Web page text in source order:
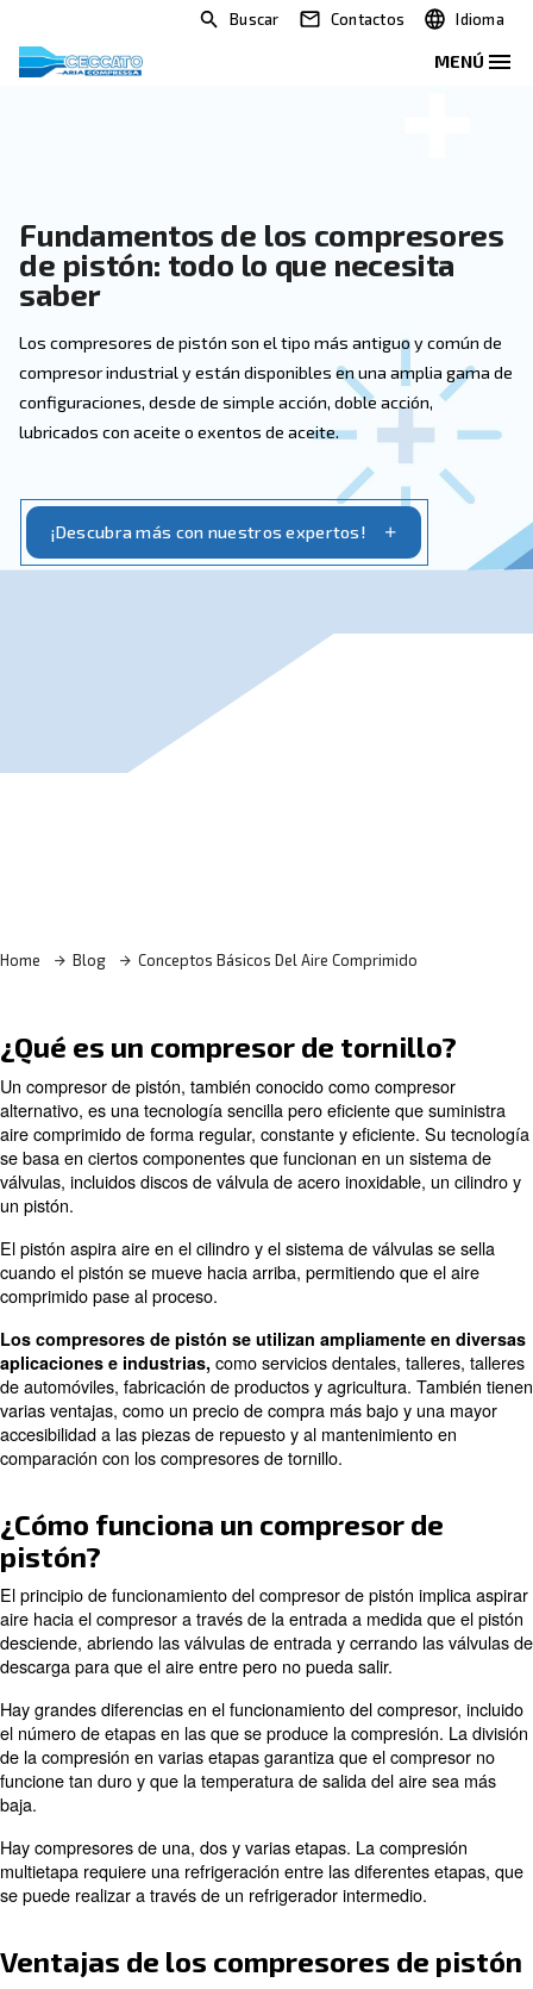
Buscar Contactos
Fundamentos de los
de pistón: todo lo que
saber
Los compresores de pistón son el tipo más antiguo
compresor industrial y están disponibles en una
configuraciones, desde de simple acción, doble
lubricados con aceite o exentos de aceite.
¡Descubra más con nuestros expertos!
Home Conceptos Básicos Del Aire Comprimido
¿Qué es un compresor de
Un compresor de pistón, también conocido como
alternativo, es una tecnología sencilla pero eficiente
aire comprimido de forma regular, constante y
se basa en ciertos componentes que funcionan en un
válvulas, incluidos discos de válvula de acero
El pistón aspira aire en el cilindro y el sistema de
cuando el pistón se mueve hacia arriba, permitiendo
comprimido pase al proceso.
Los compresores de pistón se utilizan
aplicaciones e industrias,como servicios dentales,
de automóviles, fabricación de productos y agricultura.
varias ventajas, como un precio de compra más bajo y
accesibilidad a las piezas de repuesto y al
comparación con los compresores de tornillo.
¿Cómo funciona un compresor
pistón?